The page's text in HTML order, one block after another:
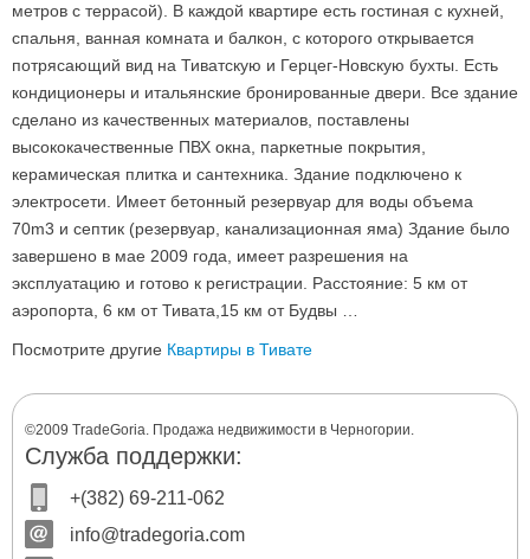
метров с террасой). В каждой квартире есть гостиная с кухней,
спальня, ванная комната и балкон, с которого открывается
потрясающий вид на Тиватскую и Герцег-Новскую бухты. Есть
кондиционеры и итальянские бронированные двери. Все здание
сделано из качественных материалов, поставлены
высококачественные ПВХ окна, паркетные покрытия,
керамическая плитка и сантехника. Здание подключено к
электросети. Имеет бетонный резервуар для воды объема
70m3 и септик (резервуар, канализационная яма) Здание было
завершено в мае 2009 года, имеет разрешения на
эксплуатацию и готово к регистрации. Расстояние: 5 км от
аэропорта, 6 км от Тивата,15 км от Будвы …
Посмотрите другие Квартиры в Тивате
©2009 TradeGoria. Продажа недвижимости в Черногории.
Служба поддержки:
+(382) 69-211-062
info@tradegoria.com